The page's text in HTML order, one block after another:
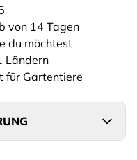
von 14 Tagen
du möchtest
Ländern
für Gartentiere